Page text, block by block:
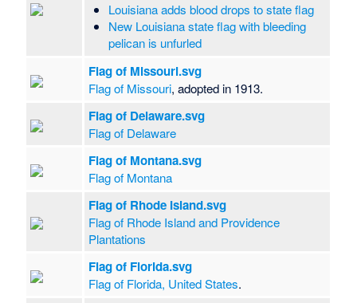
Louisiana adds blood drops to state flag
New Louisiana state flag with bleeding
pelican is unfurled
Flag of Missouri.svg
Flag of Missouri, adopted in 1913.
Flag of Delaware.svg
Flag of Delaware
Flag of Montana.svg
Flag of Montana
Flag of Rhode Island.svg
Flag of Rhode Island and Providence
Plantations
Flag of Florida.svg
Flag of Florida, United States.